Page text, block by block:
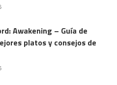
Awakening – Guía de
platos y consejos de